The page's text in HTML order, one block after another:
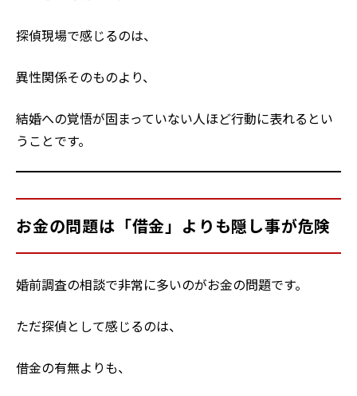
探偵現場で感じるのは、
異性関係そのものより、
結婚への覚悟が固まっていない人ほど行動に表れるとい
うことです。
お金の問題は「借金」よりも隠し事が危険
婚前調査の相談で非常に多いのがお金の問題です。
ただ探偵として感じるのは、
借金の有無よりも、